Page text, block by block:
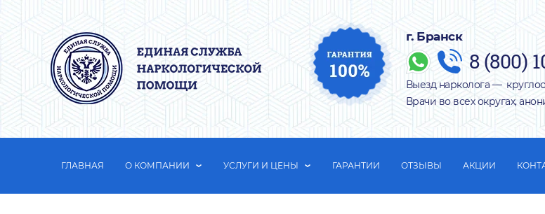
г. Бранск
8 (800)
Выезд нарколога —
Врачи во всех округах,
ГЛАВНАЯ О КОМПАНИИ УСЛУГИ И ЦЕНЫ ГАРАНТИИ ОТЗЫВЫ АКЦИИ